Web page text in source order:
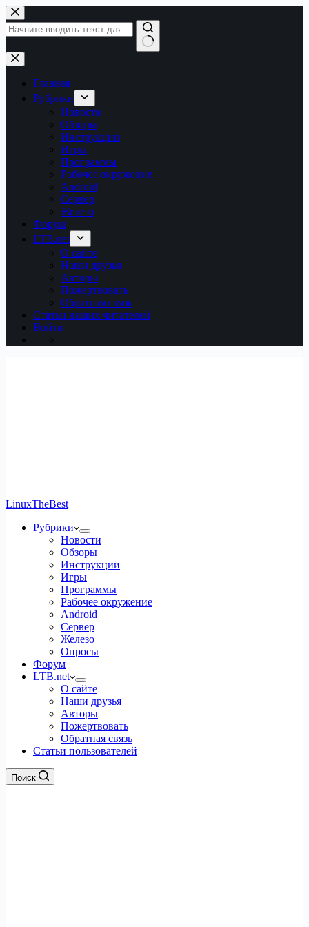
Перейти
к
сути
Ничего
не
найденоГлавная
Рубрики
Новости
Обзоры
Инструкции
Игры
Программы
Рабочее окружение
Android
Сервер
Железо
Форум
LTB.net
О сайте
Наши друзья
Авторы
Пожертвовать
Обратная связь
Статьи наших читателей
Войти
LinuxTheBest
Рубрики
Новости
Обзоры
Инструкции
Игры
Программы
Рабочее окружение
Android
Сервер
Железо
Опросы
Форум
LTB.net
О сайте
Наши друзья
Авторы
Пожертвовать
Обратная связь
Статьи пользователей
Поиск